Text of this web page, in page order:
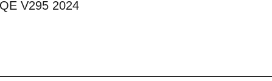
V295 2024